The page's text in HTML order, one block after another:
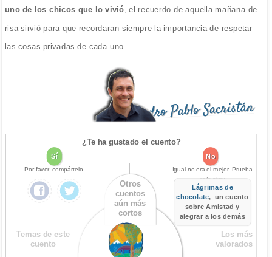
uno de los chicos que lo vivió, el recuerdo de aquella mañana de
risa sirvió para que recordaran siempre la importancia de respetar
las cosas privadas de cada uno.
Pedro Pablo Sacristán
¿Te ha gustado el cuento?
Sí
Por favor, compártelo
No
Igual no era el mejor. Prueba
este otro:
Lágrimas de
chocolate, un cuento
sobre Amistad y
alegrar a los demás
Temas de este
cuento
Otros
cuentos
aún más
cortos
Los más
valorados